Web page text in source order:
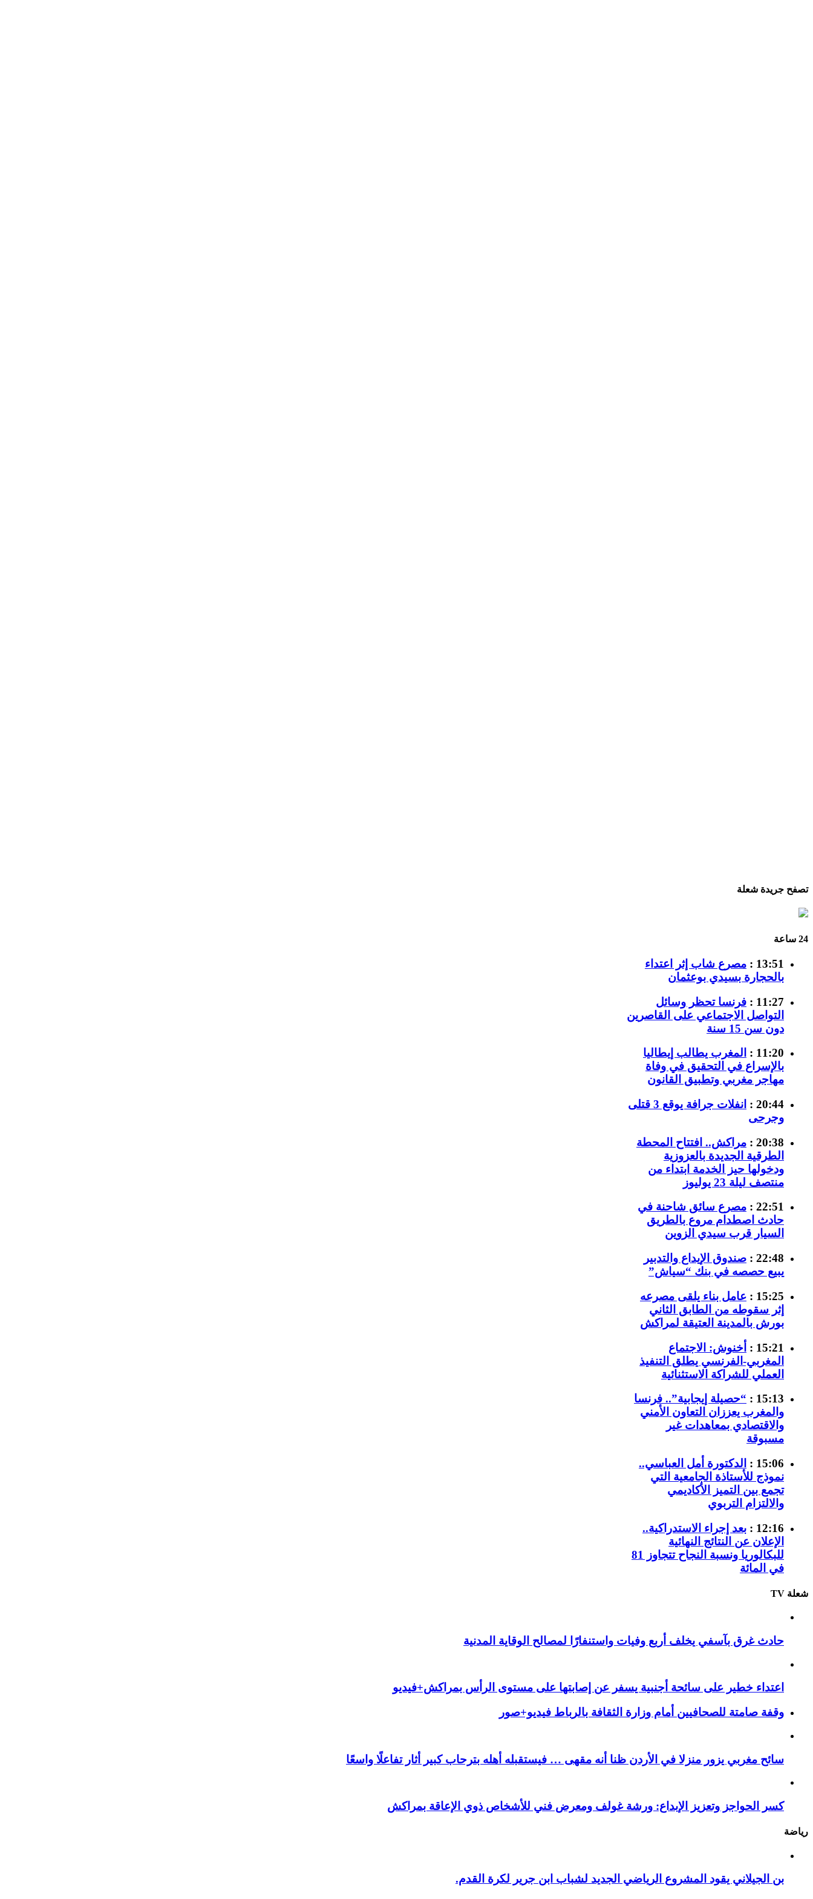
تصفح جريدة شعلة
24 ساعة
13:51 :
مصرع شاب إثر اعتداء
بالحجارة بسيدي بوعثمان
11:27 :
فرنسا تحظر وسائل
التواصل الاجتماعي على القاصرين
دون سن 15 سنة
11:20 :
المغرب يطالب إيطاليا
بالإسراع في التحقيق في وفاة
مهاجر مغربي وتطبيق القانون
20:44 :
انفلات جرافة يوقع 3 قتلى
وجرحى
20:38 :
مراكش.. افتتاح المحطة
الطرقية الجديدة بالعزوزية
ودخولها حيز الخدمة ابتداء من
منتصف ليلة 23 يوليوز
22:51 :
مصرع سائق شاحنة في
حادث اصطدام مروع بالطريق
السيار قرب سيدي الزوين
22:48 :
صندوق الإيداع والتدبير
يبيع حصصه في بنك “سياش”
15:25 :
عامل بناء يلقى مصرعه
إثر سقوطه من الطابق الثاني
بورش بالمدينة العتيقة لمراكش
15:21 :
أخنوش: الاجتماع
المغربي-الفرنسي يطلق التنفيذ
العملي للشراكة الاستثنائية
15:13 :
“حصيلة إيجابية”.. فرنسا
والمغرب يعززان التعاون الأمني
والاقتصادي بمعاهدات غير
مسبوقة
15:06 :
الدكتورة أمل العباسي..
نموذج للأستاذة الجامعية التي
تجمع بين التميز الأكاديمي
والالتزام التربوي
12:16 :
بعد إجراء الاستدراكية..
الإعلان عن النتائج النهائية
للبكالوريا ونسبة النجاح تتجاوز 81
في المائة
شعلة TV
حادث غرق بآسفي يخلف أربع وفيات واستنفارًا لمصالح الوقاية المدنية
اعتداء خطير على سائحة أجنبية يسفر عن إصابتها على مستوى الرأس بمراكش+فيديو
وقفة صامتة للصحافيين أمام وزارة الثقافة بالرباط فيديو+صور
سائح مغربي يزور منزلا في الأردن ظنا أنه مقهى … فيستقبله أهله بترحاب كبير أثار تفاعلًا واسعًا
كسر الحواجز وتعزيز الإبداع: ورشة غولف ومعرض فني للأشخاص ذوي الإعاقة بمراكش
رياضة
بن الجيلاني يقود المشروع الرياضي الجديد لشباب ابن جرير لكرة القدم.